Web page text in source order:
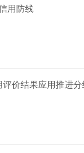
用防线
价结果应用推进